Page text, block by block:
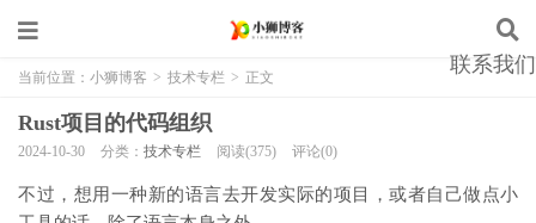
联系我们
当前位置： 小狮博客 > 技术专栏 > 正文
Rust项目的代码组织
2024-10-30 分类： 技术专栏 阅读(375) 评论(0)
不过，想用一种新的语言去开发实际的项目，或者自己做点小